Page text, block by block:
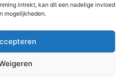
intrekt, kan dit een nadelige invloed
mogelijkheden.
29